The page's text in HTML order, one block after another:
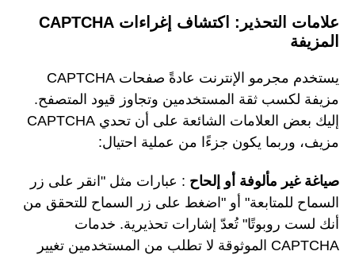
علامات التحذير: اكتشاف إغراءات CAPTCHA
المزيفة
يستخدم مجرمو الإنترنت عادةً صفحات CAPTCHA
مزيفة لكسب ثقة المستخدمين وتجاوز قيود المتصفح.
إليك بعض العلامات الشائعة على أن تحدي CAPTCHA
مزيف، وربما يكون جزءًا من عملية احتيال:
صياغة غير مألوفة أو إلحاح : عبارات مثل "انقر على زر
السماح للمتابعة" أو "اضغط على زر السماح للتحقق من
أنك لست روبوتًا" تُعدّ إشارات تحذيرية. خدمات
CAPTCHA الموثوقة لا تطلب من المستخدمين تغيير